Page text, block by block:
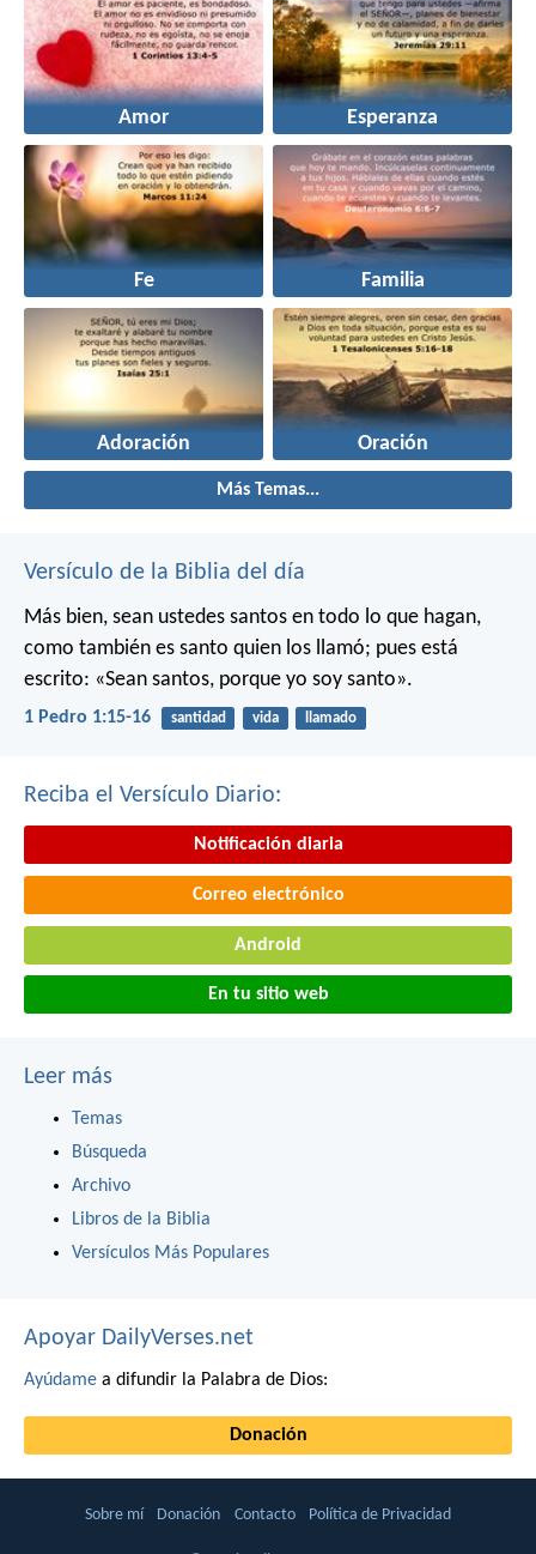
Amor Esperanza
Fe Familia
Adoración Oración
Más Temas...
Versículo de la Biblia del día
Más bien, sean ustedes santos en todo lo que hagan,
como también es santo quien los llamó; pues está
escrito: «Sean santos, porque yo soy santo».
1 Pedro 1:15-16 santidad vida llamado
Reciba el Versículo Diario:
Notificación diaria
Correo electrónico
Android
En tu sitio web
Leer más
Temas
Búsqueda
Archivo
Libros de la Biblia
Versículos Más Populares
Apoyar DailyVerses.net
Ayúdame a difundir la Palabra de Dios:
Donación
Sobre mí Donación Contacto Política de Privacidad